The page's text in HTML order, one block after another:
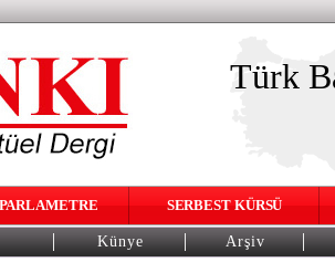
Türk
PARLAMETRE SERBEST KÜRSÜ
Künye Arşiv